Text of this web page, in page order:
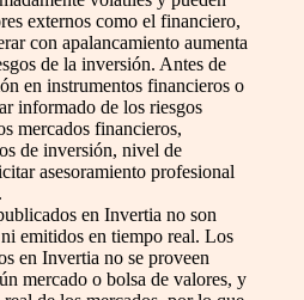
externos como el financiero,
con apalancamiento aumenta
de la inversión. Antes de
en instrumentos financieros o
informado de los riesgos
mercados financieros,
de inversión, nivel de
asesoramiento profesional
en Invertia no son
emitidos en tiempo real. Los
en Invertia no se proveen
mercado o bolsa de valores, y